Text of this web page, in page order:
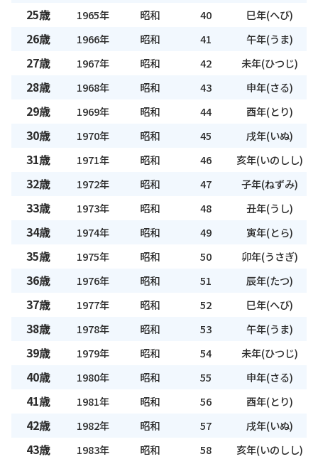
25歳 1965年 昭和 40 巳年(へび)
26歳 1966年 昭和 41 午年(うま)
27歳 1967年 昭和 42 未年(ひつじ)
28歳 1968年 昭和 43 申年(さる)
29歳 1969年 昭和 44 酉年(とり)
30歳 1970年 昭和 45 戌年(いぬ)
31歳 1971年 昭和 46 亥年(いのしし)
32歳 1972年 昭和 47 子年(ねずみ)
33歳 1973年 昭和 48 丑年(うし)
34歳 1974年 昭和 49 寅年(とら)
35歳 1975年 昭和 50 卯年(うさぎ)
36歳 1976年 昭和 51 辰年(たつ)
37歳 1977年 昭和 52 巳年(へび)
38歳 1978年 昭和 53 午年(うま)
39歳 1979年 昭和 54 未年(ひつじ)
40歳 1980年 昭和 55 申年(さる)
41歳 1981年 昭和 56 酉年(とり)
42歳 1982年 昭和 57 戌年(いぬ)
43歳 1983年 昭和 58 亥年(いのしし)